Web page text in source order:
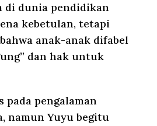
dunia pendidikan
kebetulan, tetapi
anak-anak difabel
dan hak untuk
pada pengalaman
namun Yuyu begitu